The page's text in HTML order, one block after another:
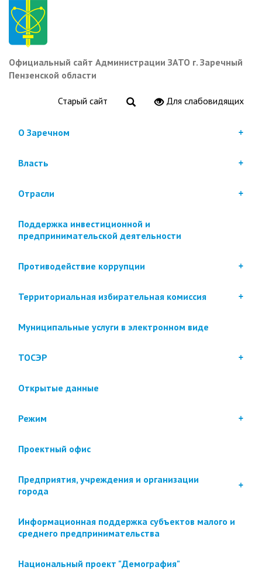
Перейти
основному
содержанию
Официальный сайт Администрации ЗАТО г. Заречный
Пензенской области
Старый сайт Для слабовидящих
О Заречном
Власть
Отрасли
Поддержка инвестиционной и
предпринимательской деятельности
Противодействие коррупции
Территориальная избирательная комиссия
Муниципальные услуги в электронном виде
ТОСЭР
Открытые данные
Режим
Проектный офис
Предприятия, учреждения и организации
города
Информационная поддержка субъектов малого и
среднего предпринимательства
Национальный проект "Демография"